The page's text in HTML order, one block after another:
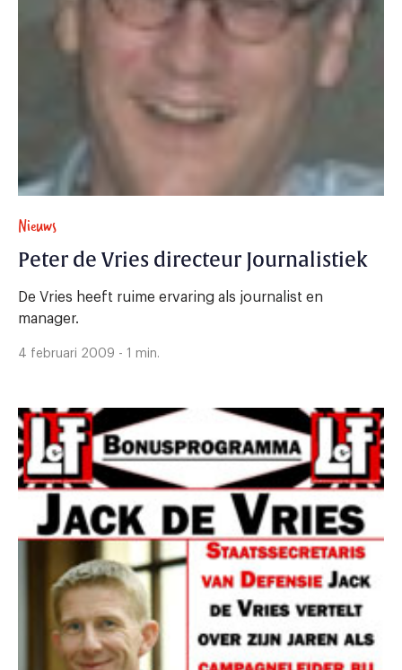
Nieuws
Peter de Vries directeur Journalistiek
De Vries heeft ruime ervaring als journalist en
manager.
4 februari 2009 - 1 min.